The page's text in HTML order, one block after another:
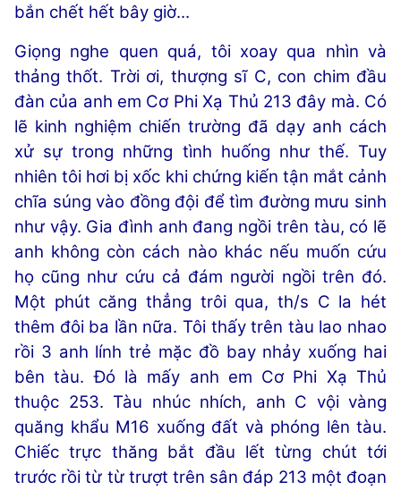
bắn chết hết bây giờ...
Giọng nghe quen quá, tôi xoay qua nhìn và
thảng thốt. Trời ơi, thượng sĩ C, con chim đầu
đàn của anh em Cơ Phi Xạ Thủ 213 đây mà. Có
lẽ kinh nghiệm chiến trường đã dạy anh cách
xử sự trong những tình huống như thế. Tuy
nhiên tôi hơi bị xốc khi chứng kiến tận mắt cảnh
chĩa súng vào đồng đội để tìm đường mưu sinh
như vậy. Gia đình anh đang ngồi trên tàu, có lẽ
anh không còn cách nào khác nếu muốn cứu
họ cũng như cứu cả đám người ngồi trên đó.
Một phút căng thẳng trôi qua, th/s C la hét
thêm đôi ba lần nữa. Tôi thấy trên tàu lao nhao
rồi 3 anh lính trẻ mặc đồ bay nhảy xuống hai
bên tàu. Đó là mấy anh em Cơ Phi Xạ Thủ
thuộc 253. Tàu nhúc nhích, anh C vội vàng
quăng khẩu M16 xuống đất và phóng lên tàu.
Chiếc trực thăng bắt đầu lết từng chút tới
trước rồi từ từ trượt trên sân đáp 213 một đoạn